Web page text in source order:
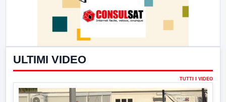
ULTIMI VIDEO
TUTTI I VIDEO